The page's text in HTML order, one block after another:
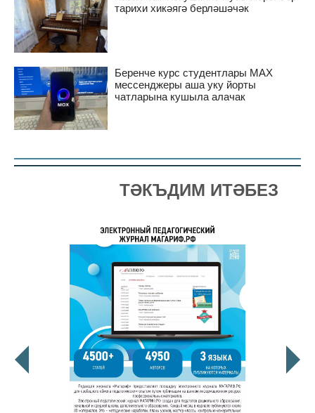
тарихи хикәягә берләшәчәк
Беренче курс студентлары MAX
мессенджеры аша уку йорты
чатларына кушыла алачак
ТӘКЪДИМ ИТӘБЕЗ